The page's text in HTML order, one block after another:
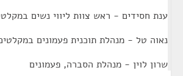
ענת חסידים - ראש צוות ליווי נשים
נאוה טל - מנהלת תוכנית פעמונים
שרון לוין - מנהלת הסברה, פעמונים